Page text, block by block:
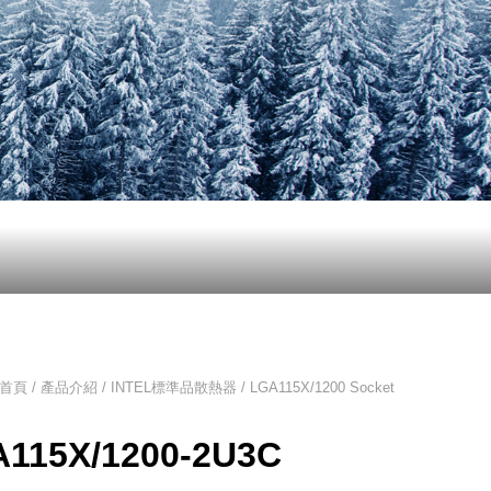
首頁 / 產品介紹 / INTEL標準品散熱器 / LGA115X/1200 Socket
1200-2U3C